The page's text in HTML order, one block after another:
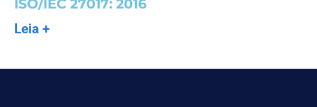
ISO/IEC 27017: 2016
Leia +